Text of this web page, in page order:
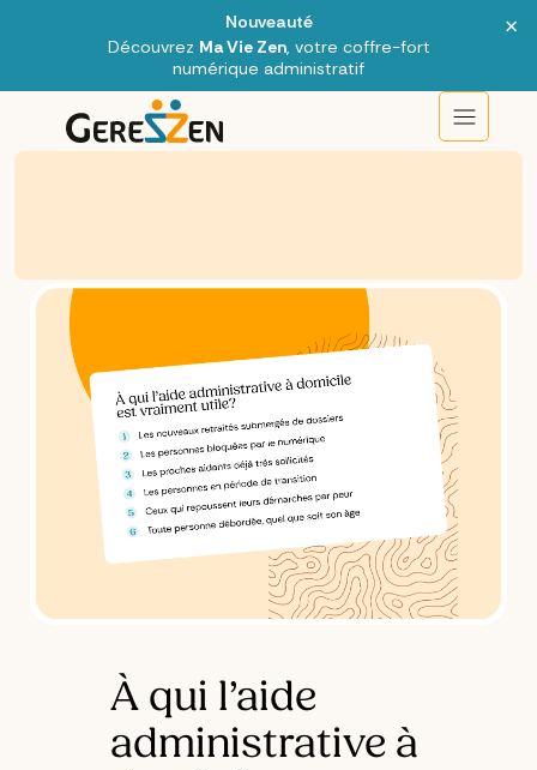
À qui l’aide
administrative à
×
Nouveauté
Découvrez Ma Vie Zen, votre coffre-fort
numérique administratif